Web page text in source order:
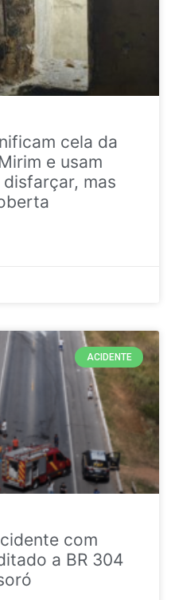
cela da
e usam
disfarçar, mas
ACIDENTE
com
a BR 304